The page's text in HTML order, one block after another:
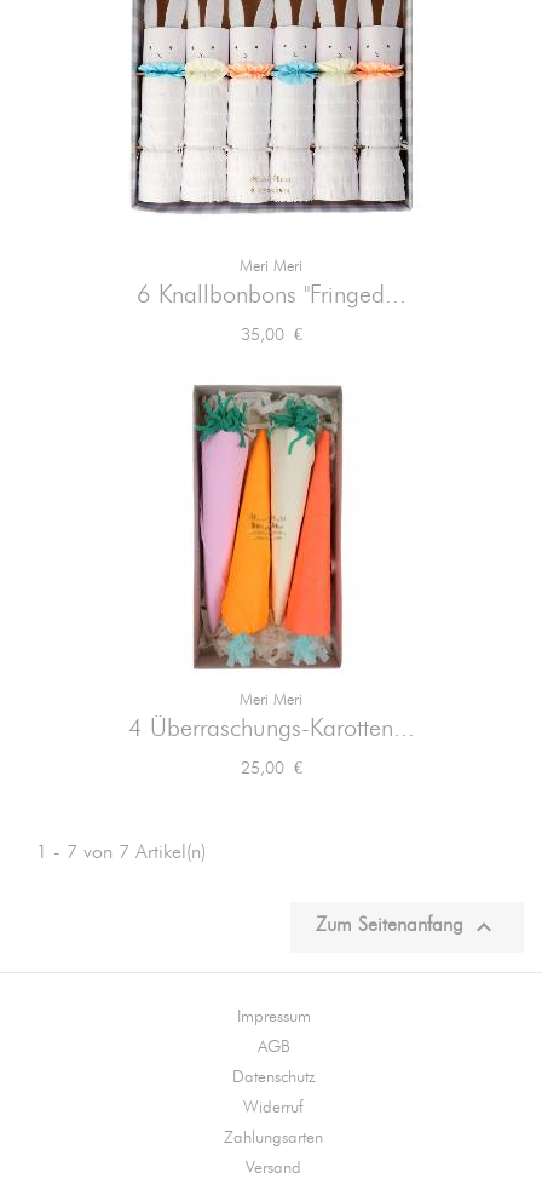
Meri Meri
6 Knallbonbons "Fringed...
Preis
35,00 €
Meri Meri
4 Überraschungs-Karotten...
Preis
25,00 €
1 - 7 von 7 Artikel(n)
Zum Seitenanfang 
Impressum
AGB
Datenschutz
Widerruf
Zahlungsarten
Versand